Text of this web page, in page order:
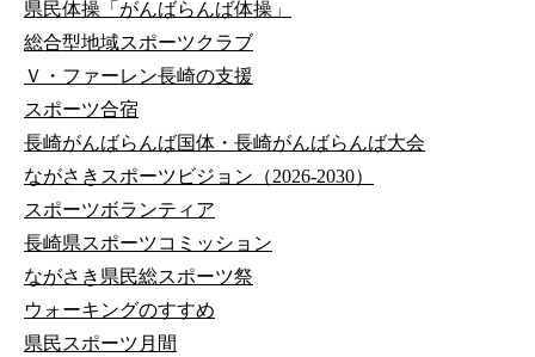
県民体操「がんばらんば体操」
総合型地域スポーツクラブ
Ｖ・ファーレン長崎の支援
スポーツ合宿
長崎がんばらんば国体・長崎がんばらんば大会
ながさきスポーツビジョン（2026-2030）
スポーツボランティア
長崎県スポーツコミッション
ながさき県民総スポーツ祭
ウォーキングのすすめ
県民スポーツ月間